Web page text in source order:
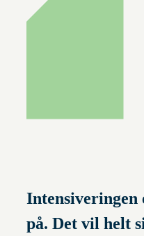
Intensiveringen
på. Det vil helt